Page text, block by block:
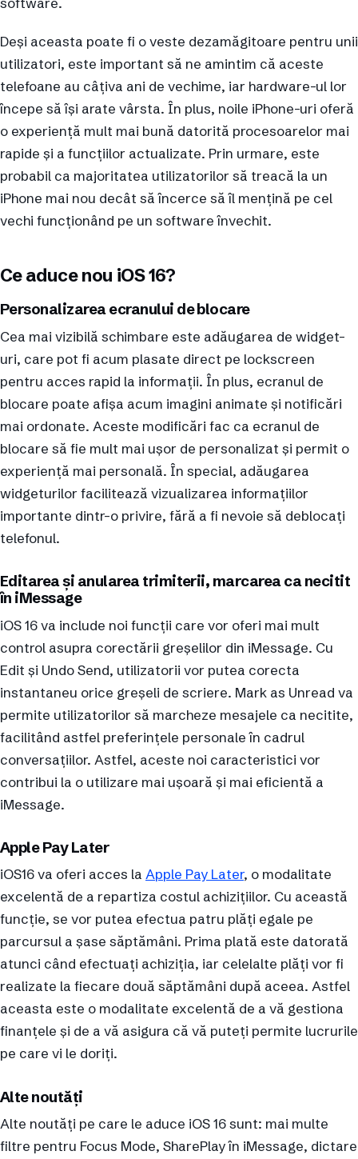
Deși aceasta poate fi o veste dezamăgitoare pentru unii
utilizatori, este important să ne amintim că aceste
telefoane au câțiva ani de vechime, iar hardware-ul lor
începe să își arate vârsta. În plus, noile iPhone-uri oferă
o experiență mult mai bună datorită procesoarelor mai
rapide și a funcțiilor actualizate. Prin urmare, este
probabil ca majoritatea utilizatorilor să treacă la un
iPhone mai nou decât să încerce să îl mențină pe cel
vechi funcționând pe un software învechit.
Ce aduce nou iOS 16?
Personalizarea ecranului de blocare
Cea mai vizibilă schimbare este adăugarea de widget-
uri, care pot fi acum plasate direct pe lockscreen
pentru acces rapid la informații. În plus, ecranul de
blocare poate afișa acum imagini animate și notificări
mai ordonate. Aceste modificări fac ca ecranul de
blocare să fie mult mai ușor de personalizat și permit o
experiență mai personală. În special, adăugarea
widgeturilor facilitează vizualizarea informațiilor
importante dintr-o privire, fără a fi nevoie să deblocați
telefonul.
Editarea și anularea trimiterii, marcarea ca necitit
în iMessage
iOS 16 va include noi funcții care vor oferi mai mult
control asupra corectării greșelilor din iMessage. Cu
Edit și Undo Send, utilizatorii vor putea corecta
instantaneu orice greșeli de scriere. Mark as Unread va
permite utilizatorilor să marcheze mesajele ca necitite,
facilitând astfel preferințele personale în cadrul
conversațiilor. Astfel, aceste noi caracteristici vor
contribui la o utilizare mai ușoară și mai eficientă a
iMessage.
Apple Pay Later
iOS16 va oferi acces la Apple Pay Later, o modalitate
excelentă de a repartiza costul achizițiilor. Cu această
funcție, se vor putea efectua patru plăți egale pe
parcursul a șase săptămâni. Prima plată este datorată
atunci când efectuați achiziția, iar celelalte plăți vor fi
realizate la fiecare două săptămâni după aceea. Astfel
aceasta este o modalitate excelentă de a vă gestiona
finanțele și de a vă asigura că vă puteți permite lucrurile
pe care vi le doriți.
Alte noutăți
Alte noutăți pe care le aduce iOS 16 sunt: mai multe
filtre pentru Focus Mode, SharePlay în iMessage, dictare